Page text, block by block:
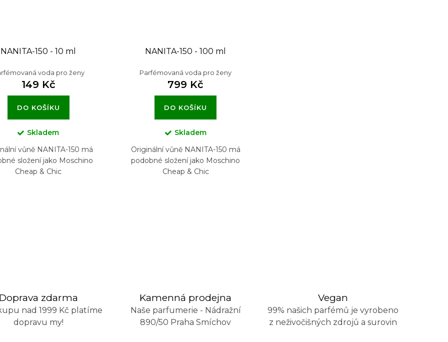
NANITA-150 - 10 ml
voda pro ženy
149 Kč
DO KOŠÍKU
Skladem
vůně NANITA-150 má
složení jako Moschino
Cheap & Chic
NANITA-150 - 100 ml
Parfémovaná voda pro ženy
799 Kč
DO KOŠÍKU
Skladem
Originální vůně NANITA-150 má
podobné složení jako Moschino
Cheap & Chic
Doprava zdarma
nad 1999 Kč platíme
dopravu my!
Kamenná prodejna
Naše parfumerie - Nádražní
890/50 Praha Smíchov
Vegan
99% našich parfémů je vyrobeno
z neživočišných zdrojů a surovin